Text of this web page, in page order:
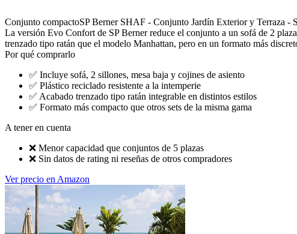
Conjunto compactoSP Berner SHAF - Conjunto Jardín Exterior y Terraza -
La versión Evo Confort de SP Berner reduce el conjunto a un sofá de 2
trenzado tipo ratán que el modelo Manhattan, pero en un formato más
Por qué comprarlo
✅ Incluye sofá, 2 sillones, mesa baja y cojines de asiento
✅ Plástico reciclado resistente a la intemperie
✅ Acabado trenzado tipo ratán integrable en distintos estilos
✅ Formato más compacto que otros sets de la misma gama
A tener en cuenta
❌ Menor capacidad que conjuntos de 5 plazas
❌ Sin datos de rating ni reseñas de otros compradores
Ver precio en Amazon